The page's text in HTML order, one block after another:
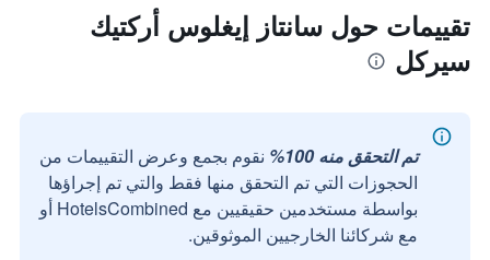
تقييمات حول سانتاز إيغلوس أركتيك
سيركل
تم التحقق منه 100%
نقوم بجمع وعرض التقييمات من
الحجوزات التي تم التحقق منها فقط والتي تم إجراؤها
بواسطة مستخدمين حقيقيين مع HotelsCombined أو
مع شركائنا الخارجيين الموثوقين.